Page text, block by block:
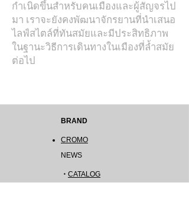
กำเนิดขึ้นสำหรับคนเมืองและผู้สัญจรไป
มา เราจะยังคงพัฒนาจักรยานที่นำเสนอ
ไลฟ์สไตล์ที่ทันสมัยและมีประสิทธิภาพ
ในฐานะวิธีการเดินทางในเมืองที่ล้ำสมัย
ต่อไป
BRAND
CROMO
NEWS
​​・ CATALOG